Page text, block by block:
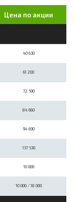
Цена по акции
40 630
61 200
72 590
84 660
94 690
137 530
10 000
10 000 / 18 000